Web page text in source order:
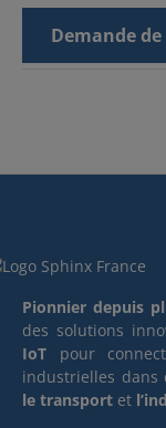
Demande
Pionnier depuis
des solutions
IoT pour
industrielles dans
le transport et